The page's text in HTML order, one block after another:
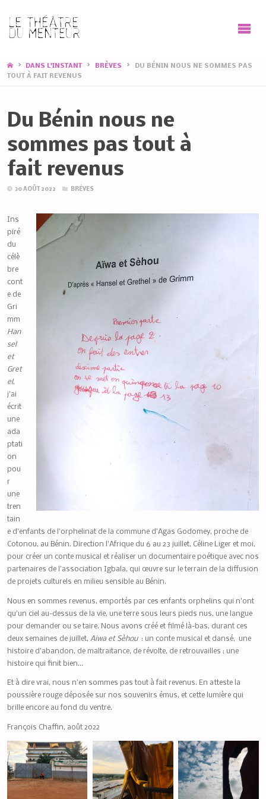
HOMEDANS L'INSTANT BRÈVES
DU BÉNIN NOUS NE SOMMES PAS
TOUT À FAIT REVENUS
Du Bénin nous ne
sommes pas tout à
fait revenus
30 AOÛT 2022 BRÈVES
Ins
piré
du
célè
bre
cont
e de
Gri
mm
Han
sel
et
Gret
el,
j’ai
écrit
une
ada
ptati
on
pou
r
une
tren
tain
e d’enfants de l’orphelinat de la commune d’Agas Godomey, proche de
Cotonou, au Bénin. Direction l’Afrique du 6 au 23 juillet, Céline Liger et moi,
pour créer un conte musical et réaliser un documentaire poétique avec nos
partenaires de l’association Igbala, qui œuvre sur le terrain de la diffusion
de projets culturels en milieu sensible au Bénin.
Nous en sommes revenus, emportés par ces enfants orphelins qui n’ont
qu’un ciel au-dessus de la vie, une terre sous leurs pieds nus, une langue
pour demander ou se taire. Nous avons créé et filmé là-bas, durant ces
deux semaines de juillet, Aiwa et Sèhou: un conte musical et dansé, une
histoire d’abandon, de maltraitance, de révolte, de retrouvailles ; une
histoire qui finit bien…
Et à dire vrai, nous n’en sommes pas tout à fait revenus. En atteste la
poussière rouge déposée sur nos souvenirs émus, et cette lumière qui
brille encore au fond du ventre.
François Chaffin, août 2022